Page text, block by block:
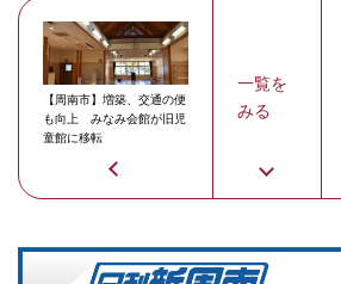
【周南市】増築、交通の便
も向上 みなみ会館が旧児
童館に移転
一覧を
みる